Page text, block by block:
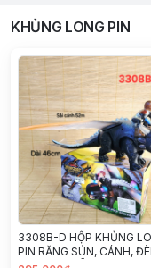
KHỦNG LONG PIN
3308B-D HỘP KHỦNG
PIN RĂNG SÚN, CÁNH,